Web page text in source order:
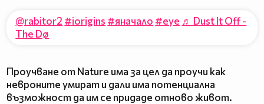
@rabitor2 #iorigins #яначало #eye ♬ Dust It Off -
The Dø
Проучване от Nature има за цел да проучи как
невроните умират и дали има потенциална
възможност да им се придаде отново живот.